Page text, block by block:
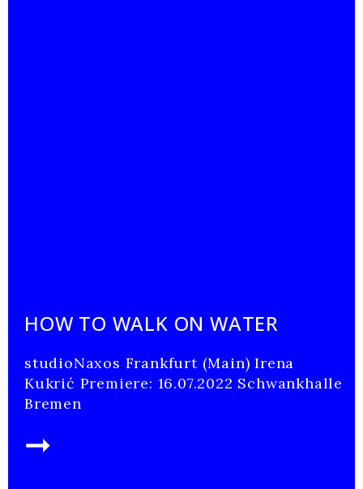
HOW TO WALK ON WATER
studioNaxos Frankfurt (Main) Irena
Kukrić Premiere: 16.07.2022 Schwankhalle
Bremen
➞